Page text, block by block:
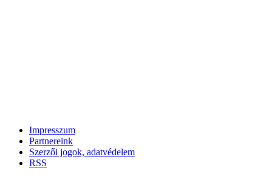
Impresszum
Partnereink
Szerzői jogok, adatvédelem
RSS